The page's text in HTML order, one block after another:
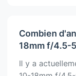
Combien
18mm f/4.5-
Il y a